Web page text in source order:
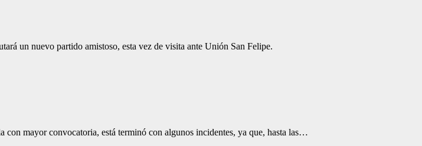
un nuevo partido amistoso, esta vez de visita ante Unión San Felipe.
con mayor convocatoria, está terminó con algunos incidentes, ya que, hasta las…